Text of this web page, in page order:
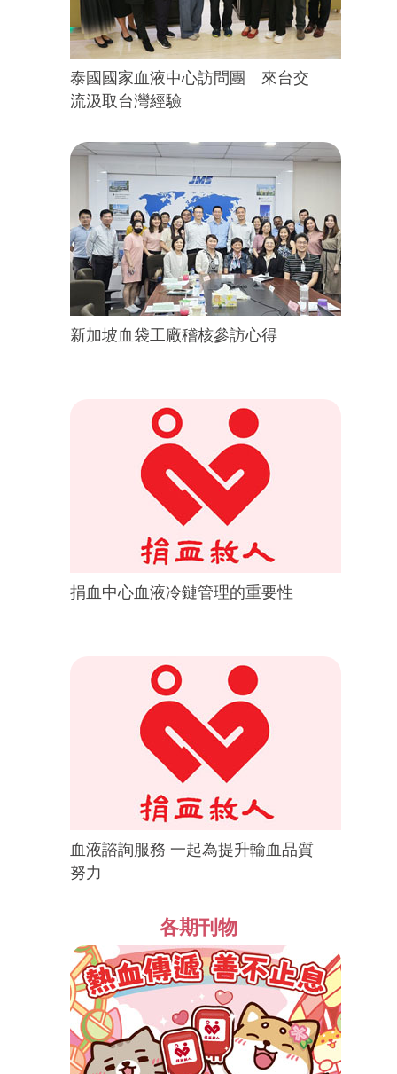
泰國國家血液中心訪問團 來台交
流汲取台灣經驗
新加坡血袋工廠稽核參訪心得
捐血中心血液冷鏈管理的重要性
血液諮詢服務 一起為提升輸血品質
努力
各期刊物